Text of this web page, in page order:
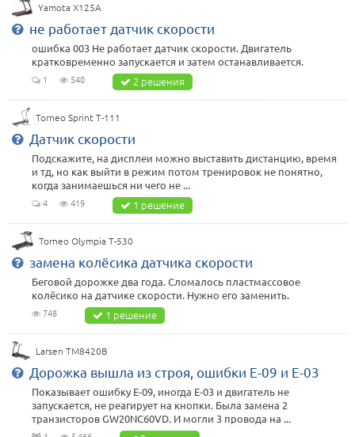
Yamota X125A
не работает датчик скорости
ошибка 003 Не работает датчик скорости. Двигатель
кратковременно запускается и затем останавливается.
1 540 2 решения
Torneo Sprint T-111
Датчик скорости
Подскажите, на дисплеи можно выставить дистанцию, время
и тд, но как выйти в режим потом тренировок не понятно,
когда занимаешься ни чего не ...
4 419 1 решение
Torneo Olympia T-530
замена колёсика датчика скорости
Беговой дорожке два года. Сломалось пластмассовое
колёсико на датчике скорости. Нужно его заменить.
748 1 решение
Larsen TM8420B
Дорожка вышла из строя, ошибки Е-09 и Е-03
Показывает ошибку Е-09, иногда Е-03 и двигатель не
запускается, не реагирует на кнопки. Была замена 2
транзисторов GW20NC60VD. И могли 3 провода на ...